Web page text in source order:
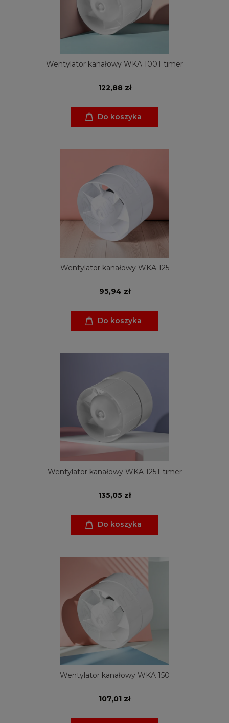
Wentylator kanałowy WKA 100T timer
122,88 zł
Do koszyka
Wentylator kanałowy WKA 125
95,94 zł
Do koszyka
Wentylator kanałowy WKA 125T timer
135,05 zł
Do koszyka
Wentylator kanałowy WKA 150
107,01 zł